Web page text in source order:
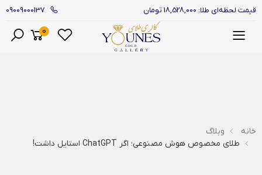
قیمت لحظه‌ای طلا: 18,528,000 تومان 09009000137
0
خانه
وبلاگ
طلای مخصوص هوش مصنوعی؛ اگر ChatGPT استایل داشت!